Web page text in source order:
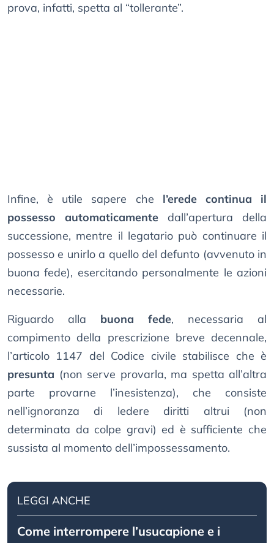
prova, infatti, spetta al “tollerante”.
Infine, è utile sapere che l’erede continua il
possesso automaticamente dall’apertura della
successione, mentre il legatario può continuare il
possesso e unirlo a quello del defunto (avvenuto in
buona fede), esercitando personalmente le azioni
necessarie.
Riguardo alla buona fede, necessaria al
compimento della prescrizione breve decennale,
l’articolo 1147 del Codice civile stabilisce che è
presunta (non serve provarla, ma spetta all’altra
parte provarne l’inesistenza), che consiste
nell’ignoranza di ledere diritti altrui (non
determinata da colpe gravi) ed è sufficiente che
sussista al momento dell’impossessamento.
LEGGI ANCHE
Come interrompere l’usucapione e i